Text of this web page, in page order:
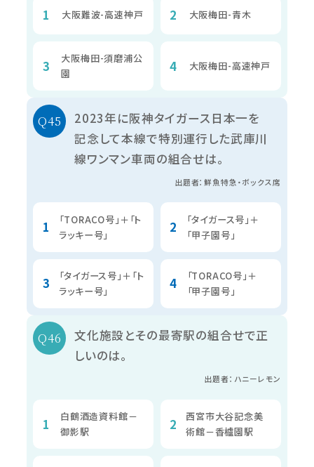
大阪難波-高速神戸 大阪梅田-青木
大阪梅田-須磨浦公
園
大阪梅田-高速神戸
2023年に阪神タイガース日本一を
記念して本線で特別運行した武庫川
線ワンマン車両の組合せは。
出題者：鮮魚特急・ボックス席
「TORACO号」＋「ト
ラッキー号」
「タイガース号」＋
「甲子園号」
「タイガース号」＋「ト
ラッキー号」
「TORACO号」＋
「甲子園号」
文化施設とその最寄駅の組合せで正
しいのは。
出題者：ハニーレモン
白鶴酒造資料館－
御影駅
西宮市大谷記念美
術館－香櫨園駅